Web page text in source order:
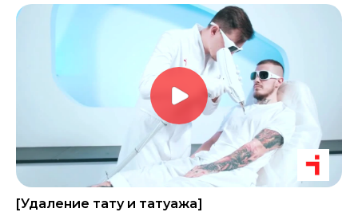
[Удаление тату и татуажа]